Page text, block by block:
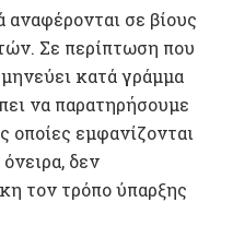
αναφέρονται σε βίους
Σε περίπτωση που
κατά γράμμα
να παρατηρήσουμε
οποίες εμφανίζονται
δεν
τον τρόπο ύπαρξης